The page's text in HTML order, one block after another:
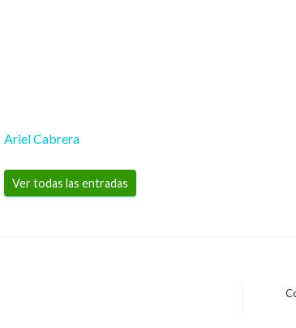
Ariel Cabrera
Ver todas las entradas